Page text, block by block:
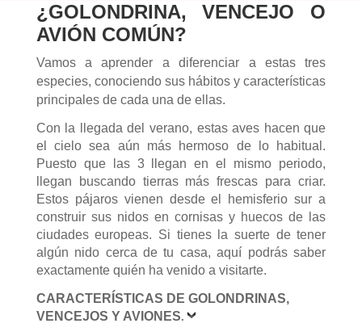
¿GOLONDRINA, VENCEJO O
AVIÓN COMÚN?
Vamos a aprender a diferenciar a estas tres
especies, conociendo sus hábitos y características
principales de cada una de ellas.
Con la llegada del verano, estas aves hacen que
el cielo sea aún más hermoso de lo habitual.
Puesto que las 3 llegan en el mismo periodo,
llegan buscando tierras más frescas para criar.
Estos pájaros vienen desde el hemisferio sur a
construir sus nidos en cornisas y huecos de las
ciudades europeas. Si tienes la suerte de tener
algún nido cerca de tu casa, aquí podrás saber
exactamente quién ha venido a visitarte.
CARACTERÍSTICAS DE GOLONDRINAS,
VENCEJOS Y AVIONES.